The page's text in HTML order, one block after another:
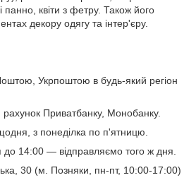
панно, квіти з фетру. Також його
декору одягу та інтер'єру.
Укрпоштою в будь-який регіон
рахунок Приватбанку, Монобанку.
з понеділка по п'ятницю.
до 14:00 — відправляємо того ж дня.
30 (м. Позняки, пн-пт, 10:00-17:00)